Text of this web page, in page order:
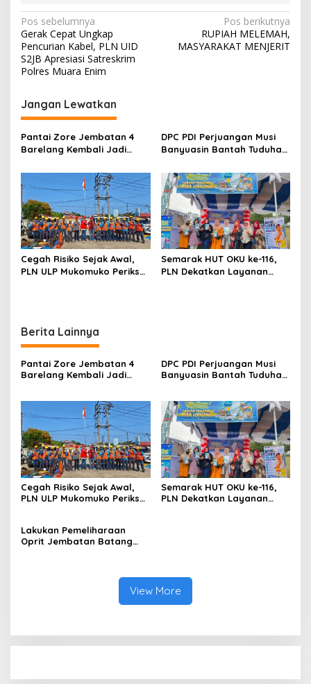
N
a
v
i
g
a
s
i
p
o
s
Pos sebelumnya
Gerak Cepat Ungkap
Pencurian Kabel, PLN UID
S2JB Apresiasi Satreskrim
Polres Muara Enim
Pos berikutnya
RUPIAH MELEMAH,
MASYARAKAT MENJERIT
Jangan Lewatkan
Pantai Zore Jembatan 4
Barelang Kembali Jadi
Jalur Keluar Masuk Barang
Tanpa Dokumen
Kepabeanan, Nama
Berinisial WL Disebut, Bea
Cukai Diminta Mengungkap
Dugaan Aktivitas di
Kawasan Pesisir
DPC PDI Perjuangan Musi
Banyuasin Bantah Tuduhan
Ilegal dan Penyerobotan
Lahan
Cegah Risiko Sejak Awal,
PLN ULP Mukomuko Periksa
Semarak HUT OKU ke-116,
PLN Dekatkan Layanan
Berita Lainnya
Pantai Zore Jembatan 4
Barelang Kembali Jadi
Tanpa Dokumen
Kepabeanan, Nama
Berinisial WL Disebut, Bea
Cukai Diminta Mengungkap
Dugaan Aktivitas di
Kawasan Pesisir
DPC PDI Perjuangan Musi
Banyuasin Bantah Tuduhan
Lahan
Cegah Risiko Sejak Awal,
PLN ULP Mukomuko Periksa
Semarak HUT OKU ke-116,
PLN Dekatkan Layanan
Lakukan Pemeliharaan
Oprit Jembatan Batang
View More